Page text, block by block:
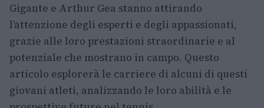
Gigante e Arthur Gea stanno attirando
l’attenzione degli esperti e degli appassionati,
grazie alle loro prestazioni straordinarie e al
potenziale che mostrano in campo. Questo
articolo esplorerà le carriere di alcuni di questi
giovani atleti, analizzando le loro abilità e le